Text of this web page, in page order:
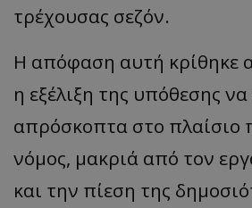
τρέχουσας σεζόν.
Η απόφαση αυτή κρίθηκε
η εξέλιξη της υπόθεσης να
απρόσκοπτα στο πλαίσιο
νόμος, μακριά από τον
και την πίεση της